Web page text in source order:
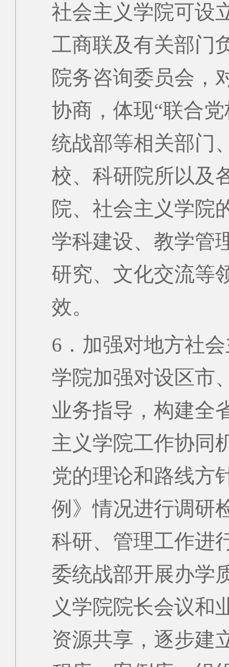
社会主义学院可设
工商联及有关部门
院务咨询委员会，
协商，体现“联合
统战部等相关部门
校、科研院所以及
院、社会主义学院
学科建设、教学管
研究、文化交流等
效。
6．加强对地方社
学院加强对设区市
业务指导，构建全
主义学院工作协同
党的理论和路线方
例》情况进行调研
科研、管理工作进
委统战部开展办学
义学院院长会议和
资源共享，逐步建